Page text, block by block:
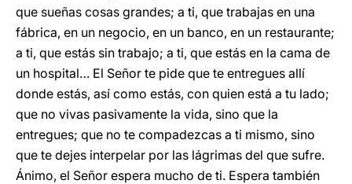
que sueñas cosas grandes; a ti, que trabajas en una
fábrica, en un negocio, en un banco, en un restaurante;
a ti, que estás sin trabajo; a ti, que estás en la cama de
un hospital… El Señor te pide que te entregues allí
donde estás, así como estás, con quien está a tu lado;
que no vivas pasivamente la vida, sino que la
entregues; que no te compadezcas a ti mismo, sino
que te dejes interpelar por las lágrimas del que sufre.
Ánimo, el Señor espera mucho de ti. Espera también